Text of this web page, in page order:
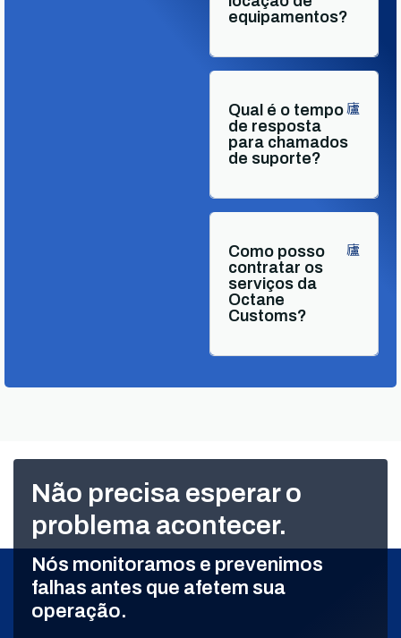
equipamentos?
Qual é o tempo
de resposta
para chamados
de suporte?
Como posso
contratar os
serviços da
Octane
Customs?
Não precisa esperar o
problema acontecer.
Nós monitoramos e prevenimos
falhas antes que afetem sua
operação.